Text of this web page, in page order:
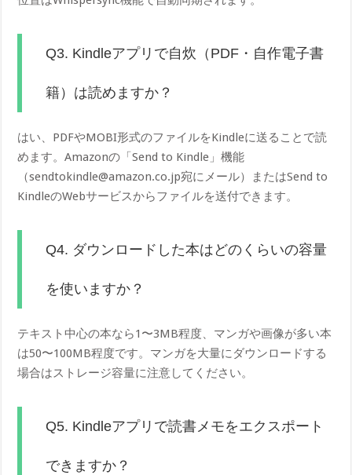
Q3. Kindleアプリで自炊（PDF・自作電子書
籍）は読めますか？
はい、PDFやMOBI形式のファイルをKindleに送ることで読
めます。Amazonの「Send to Kindle」機能
（sendtokindle@amazon.co.jp宛にメール）またはSend to
KindleのWebサービスからファイルを送付できます。
Q4. ダウンロードした本はどのくらいの容量
を使いますか？
テキスト中心の本なら1〜3MB程度、マンガや画像が多い本
は50〜100MB程度です。マンガを大量にダウンロードする
場合はストレージ容量に注意してください。
Q5. Kindleアプリで読書メモをエクスポート
できますか？